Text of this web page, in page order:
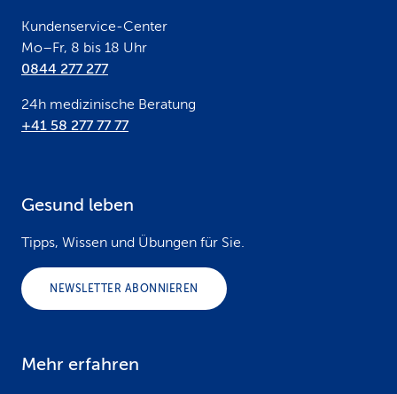
Kundenservice-Center
Mo–Fr, 8 bis 18 Uhr
0844 277 277
24h medizinische Beratung
+41 58 277 77 77
Gesund leben
Tipps, Wissen und Übungen für Sie.
NEWSLETTER ABONNIEREN
Mehr erfahren